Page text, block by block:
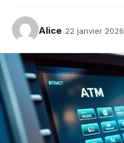
Alice 22 janvier 2026